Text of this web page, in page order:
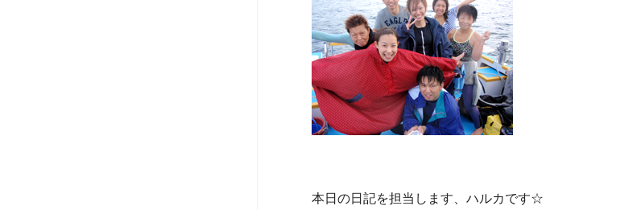
本日の日記を担当します、ハルカです☆